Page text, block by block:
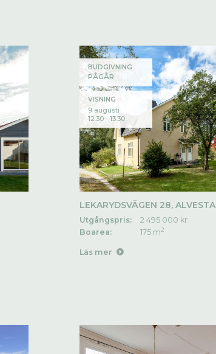
BUDGIVNING
PÅGÅR
VISNING
9 augusti
12.30 - 13.30
LEKARYDSVÄGEN 28, ALVESTA
Utgångspris:
2 495 000 kr
Boarea:
175 m2
Läs mer